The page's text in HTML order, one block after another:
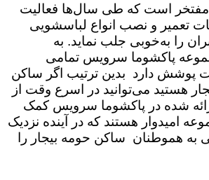
است که طی سال‌ها فعالیت
تعمیر و نصب انواع لباسشویی
را به‌خوبی جلب نماید. به
پاکشوما سرویس تمامی
پوشش دارد بدین ترتیب اگر ساکن
هستید می‌توانید در اسرع وقت از
شده در پاکشوما سرویس کمک
امیدوار هستند که در آینده نزدیک
هموطنان ساکن حومه بیجار را